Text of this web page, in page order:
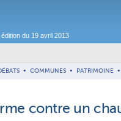
du 19 avril 2013
• COMMUNES • PATRIMOINE •
contre un